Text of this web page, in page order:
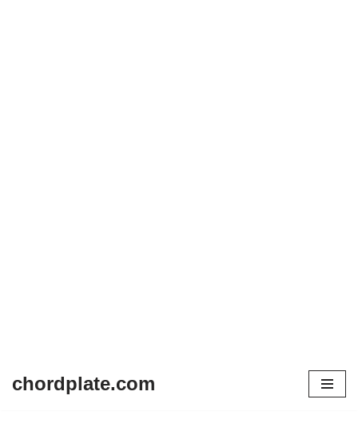
chordplate.com